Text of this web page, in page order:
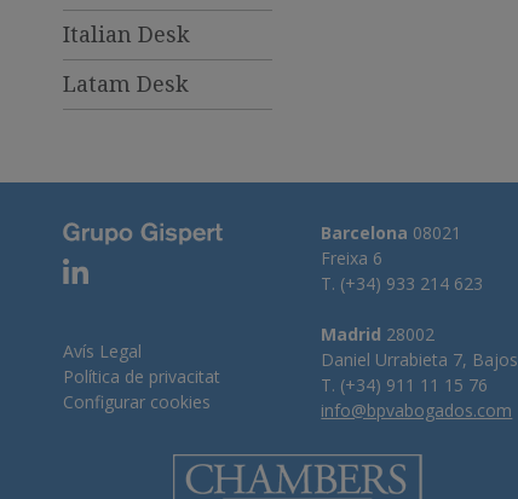
Italian Desk
Latam Desk
Avís Legal
Política de privacitat
Configurar cookies
Barcelona 08021
Freixa 6
T. (+34) 933 214 623
Madrid 28002
Daniel Urrabieta 7, Bajos
T. (+34) 911 11 15 76
info@bpvabogados.com